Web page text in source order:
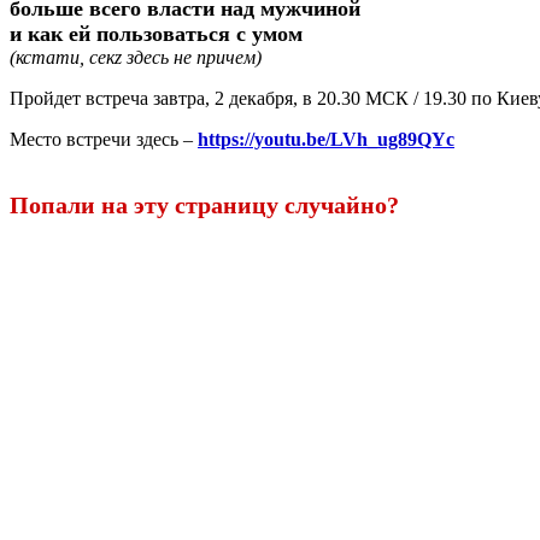
больше всего власти над мужчиной
и как ей пользоваться с умом
(кстати, секz здесь не причем)
Пройдет встреча завтра, 2 декабря, в 20.30 МСК / 19.30 по
Место встречи здесь – https://youtu.be/LVh_ug89QYc
Попали на эту страницу случайно?